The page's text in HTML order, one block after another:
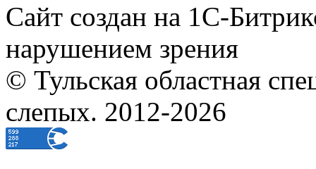
Сайт создан на 1С-
нарушением зрения
© Тульская областная
слепых. 2012-2026